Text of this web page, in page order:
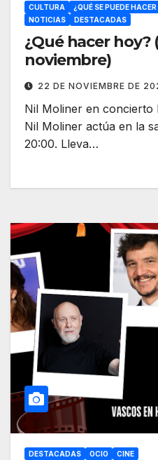
CULTURA ¿QUÉ SE PUEDE
NOTICIAS
DESTACADAS
¿Qué hacer hoy?
noviembre)
22 DE NOVIEMBRE DE
Nil Moliner en concierto
Nil Moliner actúa en la
20:00. Lleva…
DESTACADAS OCIO CINE